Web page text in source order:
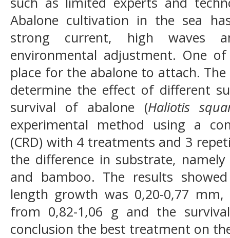
Abalone cultivation in the sea
strong current, high waves
environmental adjustment. One
place for the abalone to attach.
determine the effect of different
survival of abalone (Haliotis
experimental method using a
(CRD) with 4 treatments and 3
the difference in substrate,
and bamboo. The results
length growth was 0,20-0,77
from 0,82-1,06 g and the
conclusion the best treatment on